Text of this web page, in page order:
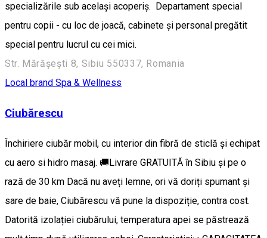
specializările sub același acoperiș. Departament special
pentru copii - cu loc de joacă, cabinete și personal pregătit
special pentru lucrul cu cei mici.
Str. Mărășești 8, Sibiu 550337, Romania
Local brand Spa & Wellness
Ciubărescu
Închiriere ciubăr mobil, cu interior din fibră de sticlă și echipat
cu aero si hidro masaj. 🚚Livrare GRATUITĂ în Sibiu și pe o
rază de 30 km Dacă nu aveți lemne, ori vă doriți spumant și
sare de baie, Ciubărescu vă pune la dispoziție, contra cost.
Datorită izolației ciubărului, temperatura apei se păstrează